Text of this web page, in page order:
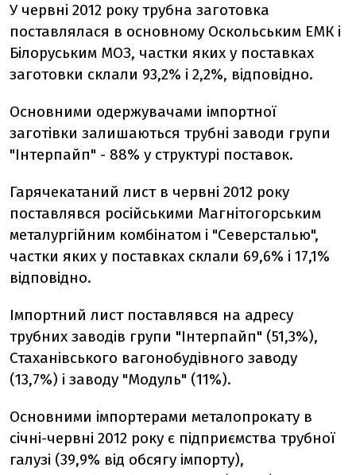
У червні 2012 року трубна заготовка
поставлялася в основному Оскольським ЕМК і
Білоруським МОЗ, частки яких у поставках
заготовки склали 93,2% і 2,2%, відповідно.
Основними одержувачами імпортної
заготівки залишаються трубні заводи групи
"Інтерпайп" - 88% у структурі поставок.
Гарячекатаний лист в червні 2012 року
поставлявся російськими Магнітогорським
металургійним комбінатом і "Северсталью",
частки яких у поставках склали 69,6% і 17,1%
відповідно.
Імпортний лист поставлявся на адресу
трубних заводів групи "Інтерпайп" (51,3%),
Стаханівського вагонобудівного заводу
(13,7%) і заводу "Модуль" (11%).
Основними імпортерами металопрокату в
січні-червні 2012 року є підприємства трубної
галузі (39,9% від обсягу імпорту),